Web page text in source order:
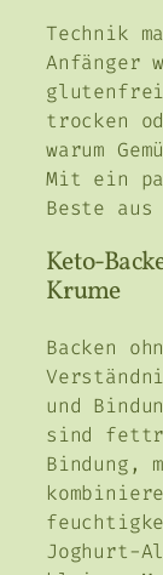
Technik
Anfänger
trocken
warum
Mit ein
Beste
Keto-
Krume
Backen
und
sind
Bindung,
Joghurt-